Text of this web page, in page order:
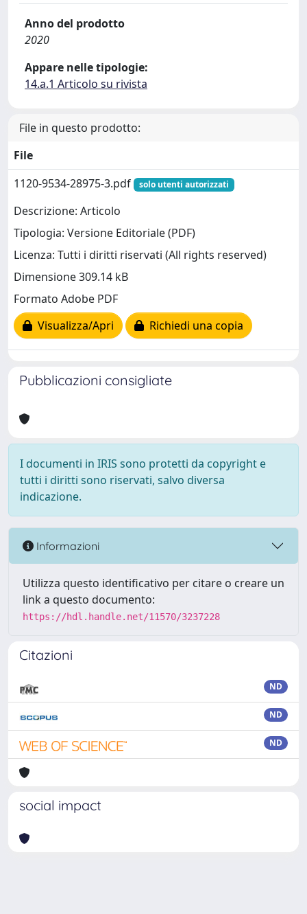
Anno del prodotto
2020
Appare nelle tipologie:
14.a.1 Articolo su rivista
File in questo prodotto:
File
1120-9534-28975-3.pdf
solo utenti autorizzati
Descrizione: Articolo
Tipologia: Versione Editoriale (PDF)
Licenza: Tutti i diritti riservati (All rights reserved)
Dimensione 309.14 kB
Formato Adobe PDF
Visualizza/Apri
Richiedi una copia
Pubblicazioni consigliate
I documenti in IRIS sono protetti da copyright e
tutti i diritti sono riservati, salvo diversa
indicazione.
Informazioni
Utilizza questo identificativo per citare o creare un
link a questo documento:
https://hdl.handle.net/11570/3237228
Citazioni
ND
ND
ND
social impact